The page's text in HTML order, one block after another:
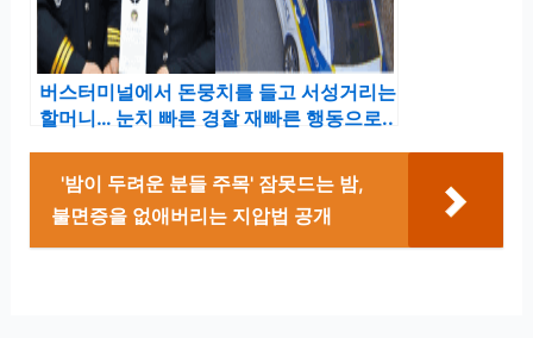
버스터미널에서 돈뭉치를 들고 서성거리는
할머니… 눈치 빠른 경찰 재빠른 행동으로..
'밤이 두려운 분들 주목' 잠못드는 밤,
불면증을 없애버리는 지압법 공개